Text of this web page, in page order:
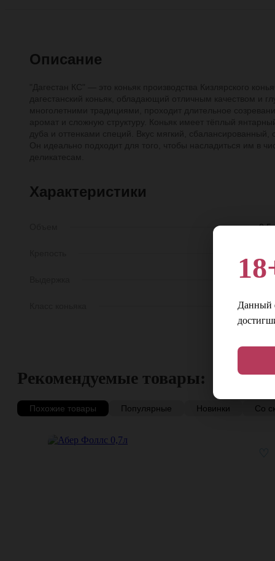
Описание
Характеристики
0,5
13 лет
Рекомендуемые товары:
Похожие товары Популярные Новинки Со
Данный